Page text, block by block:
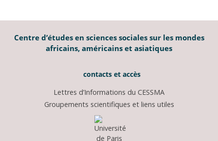
Centre d’études en sciences sociales sur les mondes
africains, américains et asiatiques
contacts et accès
Lettres d’Informations du CESSMA
Groupements scientifiques et liens utiles